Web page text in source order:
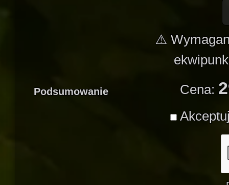
Podsumowanie
⚠️
Cena: